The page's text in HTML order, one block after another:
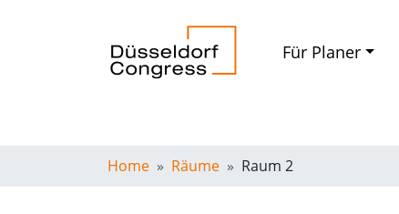
Für Planer
Home Räume Raum 2